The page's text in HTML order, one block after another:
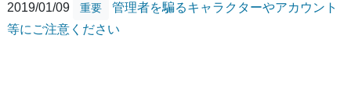
2019/01/09
重要
管理者を騙るキャラクターやアカウント
等にご注意ください